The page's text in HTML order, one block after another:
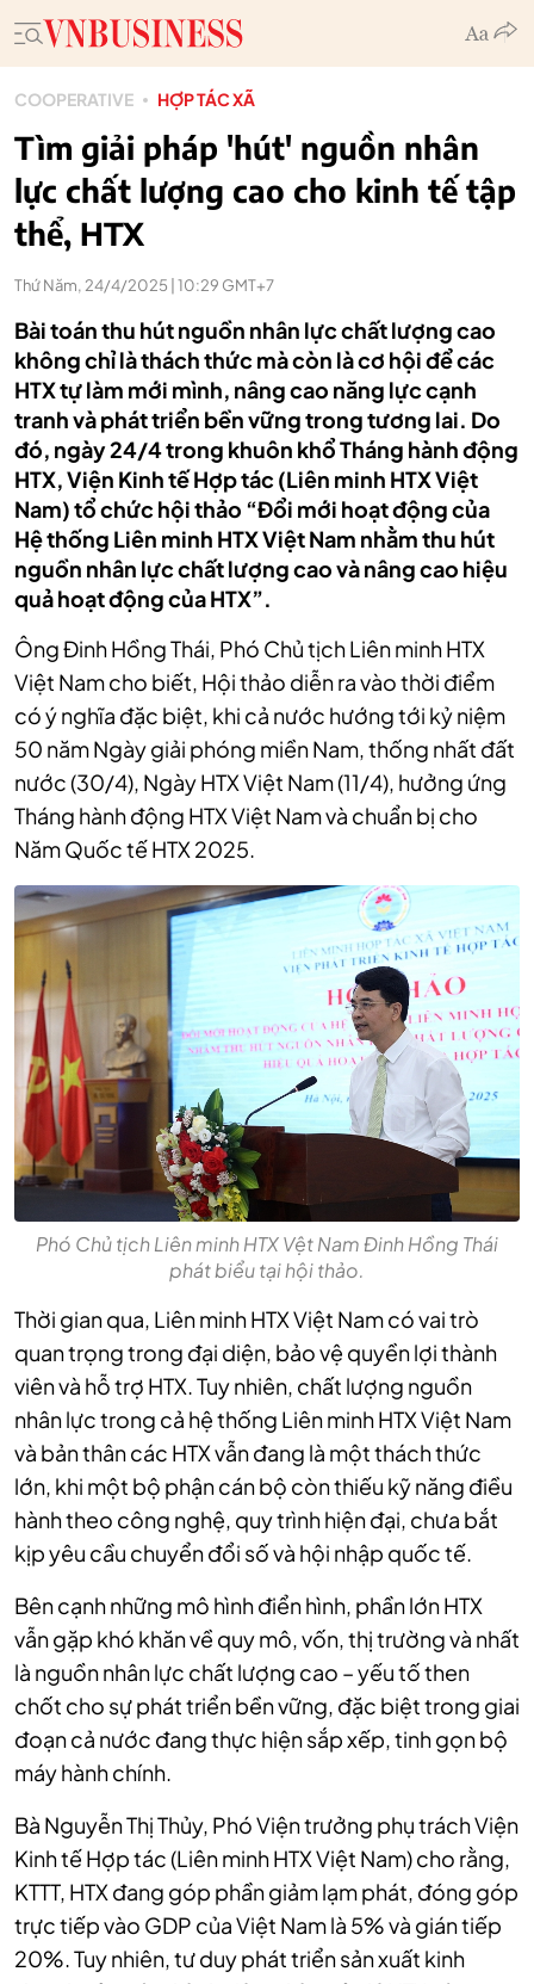
COOPERATIVE HỢP TÁC XÃ
Tìm giải pháp 'hút' nguồn nhân
lực chất lượng cao cho kinh tế tập
thể, HTX
Thứ Năm, 24/4/2025 | 10:29 GMT+7
Bài toán thu hút nguồn nhân lực chất lượng cao
không chỉ là thách thức mà còn là cơ hội để các
HTX tự làm mới mình, nâng cao năng lực cạnh
tranh và phát triển bền vững trong tương lai. Do
đó, ngày 24/4 trong khuôn khổ Tháng hành động
HTX, Viện Kinh tế Hợp tác (Liên minh HTX Việt
Nam) tổ chức hội thảo “Đổi mới hoạt động của
Hệ thống Liên minh HTX Việt Nam nhằm thu hút
nguồn nhân lực chất lượng cao và nâng cao hiệu
quả hoạt động của HTX”.
Ông Đinh Hồng Thái, Phó Chủ tịch Liên minh HTX
Việt Namcho biết, Hội thảo diễn ra vào thời điểm
có ý nghĩa đặc biệt, khi cả nước hướng tới kỷ niệm
50 năm Ngày giải phóng miền Nam, thống nhất đất
nước (30/4), Ngày HTX Việt Nam (11/4), hưởng ứng
Tháng hành động HTX Việt Nam và chuẩn bị cho
Năm Quốc tế HTX 2025.
Phó Chủ tịch Liên minh HTX Vệt Nam Đinh Hồng Thái
phát biểu tại hội thảo.
Thời gian qua, Liên minh HTX Việt Nam có vai trò
quan trọng trong đại diện, bảo vệ quyền lợi thành
viên và hỗ trợ HTX. Tuy nhiên, chất lượng nguồn
nhân lực trong cả hệ thống Liên minh HTX Việt Nam
và bản thân các HTX vẫn đang là một thách thức
lớn, khi một bộ phận cán bộ còn thiếu kỹ năng điều
hành theo công nghệ, quy trình hiện đại, chưa bắt
kịp yêu cầu chuyển đổi số và hội nhập quốc tế.
Bên cạnh những mô hình điển hình, phần lớn HTX
vẫn gặp khó khăn về quy mô, vốn, thị trường và nhất
là nguồn nhân lực chất lượng cao – yếu tố then
chốt cho sự phát triển bền vững, đặc biệt trong giai
đoạn cả nước đang thực hiện sắp xếp, tinh gọn bộ
máy hành chính.
Bà Nguyễn Thị Thủy, Phó Viện trưởng phụ trách Viện
Kinh tế Hợp tác (Liên minh HTX Việt Nam) cho rằng,
KTTT, HTX đang góp phần giảm lạm phát, đóng góp
trực tiếp vào GDP của Việt Nam là 5% và gián tiếp
20%. Tuy nhiên, tư duy phát triển sản xuất kinh